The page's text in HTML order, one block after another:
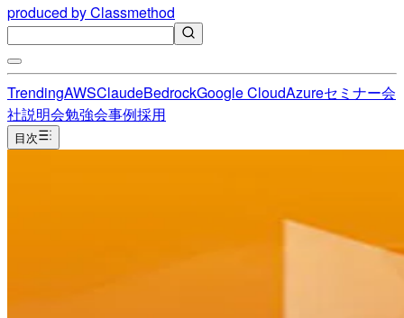
produced by Classmethod
TrendingAWSClaudeBedrockGoogle CloudAzureセミナー会
社説明会勉強会事例採用
目次